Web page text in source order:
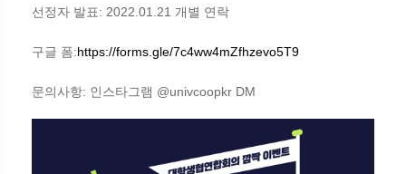
선정자 발표: 2022.01.21 개별 연락
구글 폼:https://forms.gle/7c4ww4mZfhzevo5T9
문의사항: 인스타그램 @univcoopkr DM